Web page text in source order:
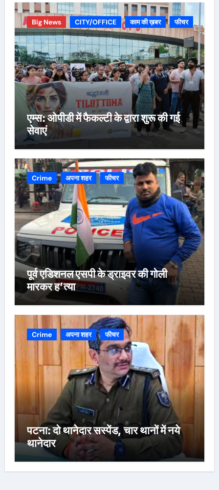
Big News CITY/OFFICE काम की ख़बर फीचर
एम्स: ओपीडी में फैकल्टी के द्वारा शुरू की गई
सेवाएं
Crime अपना शहर फीचर
पूर्व एडिशनल एसपी के ड्राइवर की गोली
मारकर ह’त्या
Crime अपना शहर फीचर
पटना: दो थानेदार सस्पेंड, चार थानों में नये
थानेदार